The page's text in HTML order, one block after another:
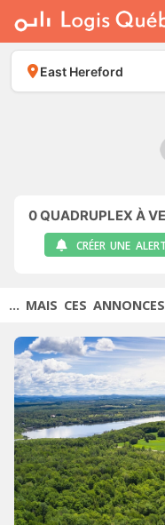
À LOUER
À VENDRE
PLACER UNE
East Hereford
0QUADRUPLEX À
CRÉER UNE
... MAIS CES